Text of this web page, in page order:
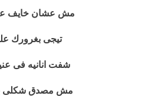
مش عشان خايف
تيجى بغرورك
شفت انانيه فى
مش مصدق شكلى